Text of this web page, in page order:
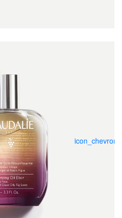
icon_chevronl